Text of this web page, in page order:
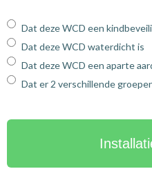
Dat deze WCD een
Dat deze WCD waterdicht is
Dat deze WCD een aparte
Dat er 2 verschillende